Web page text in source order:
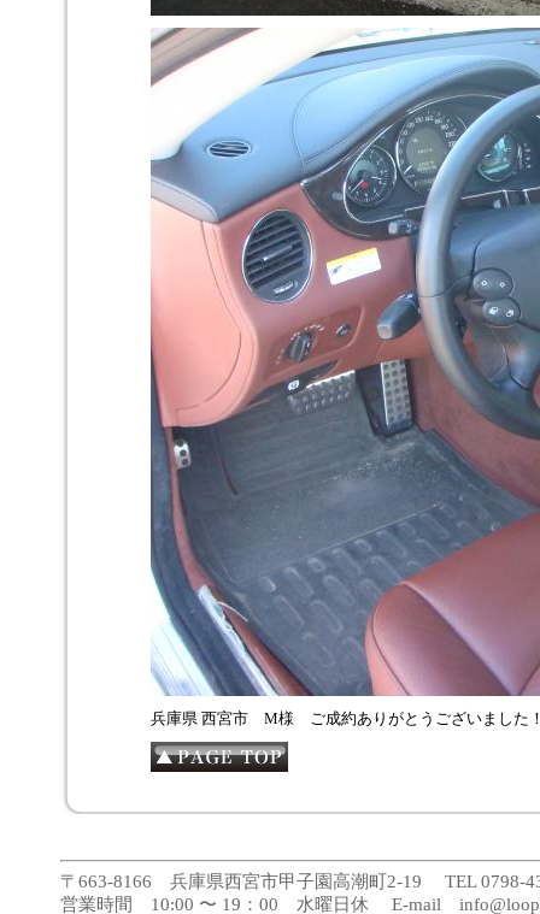
兵庫県 西宮市 M様 ご成約ありがとうございました
〒663-8166 兵庫県西宮市甲子園高潮町2-19 TEL 0798-
営業時間 10:00 〜 19：00 水曜日休 E-mail